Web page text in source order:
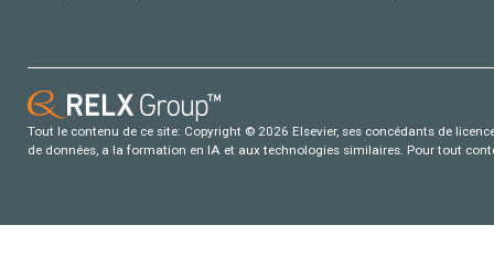
Tout le contenu de ce site: Copyright © 2026 Elsevier, ses concédants de
de données, a la formation en IA et aux technologies similaires. Pour tout